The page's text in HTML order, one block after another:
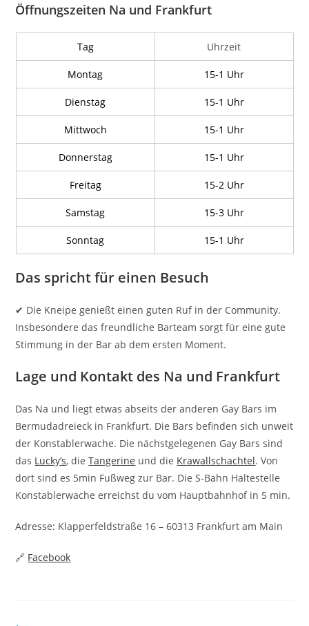
Öffnungszeiten Na und Frankfurt
Tag Uhrzeit
Montag 15-1 Uhr
Dienstag 15-1 Uhr
Mittwoch 15-1 Uhr
Donnerstag 15-1 Uhr
Freitag 15-2 Uhr
Samstag 15-3 Uhr
Sonntag 15-1 Uhr
Das spricht für einen Besuch
✔ Die Kneipe genießt einen guten Ruf in der Community.
Insbesondere das freundliche Barteam sorgt für eine gute
Stimmung in der Bar ab dem ersten Moment.
Lage und Kontakt des Na und Frankfurt
Das Na und liegt etwas abseits der anderen Gay Bars im
Bermudadreieck in Frankfurt. Die Bars befinden sich unweit
der Konstablerwache. Die nächstgelegenen Gay Bars sind
das Lucky’s, dieTangerine und die Krawallschachtel. Von
dort sind es 5min Fußweg zur Bar. Die S-Bahn Haltestelle
Konstablerwache erreichst du vom Hauptbahnhof in 5 min.
Adresse: Klapperfeldstraße 16 – 60313 Frankfurt am Main
🔗 Facebook